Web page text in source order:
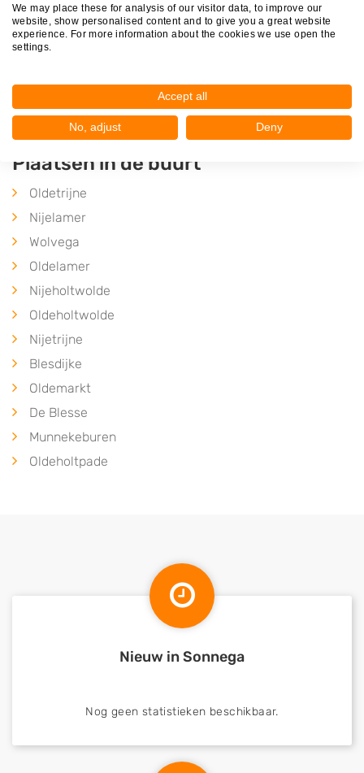
De Vinkebuorren 4
8563AR Wijckel
Plaatsen in de buurt
Oldetrijne
Nijelamer
Wolvega
Oldelamer
Nijeholtwolde
Oldeholtwolde
Nijetrijne
Blesdijke
Oldemarkt
De Blesse
Munnekeburen
Oldeholtpade
Nieuw in Sonnega
Nog geen statistieken beschikbaar.
We may place these for analysis of our visitor data, to improve our
website, show personalised content and to give you a great website
experience. For more information about the cookies we use open the
settings.
Accept all
No, adjust Deny